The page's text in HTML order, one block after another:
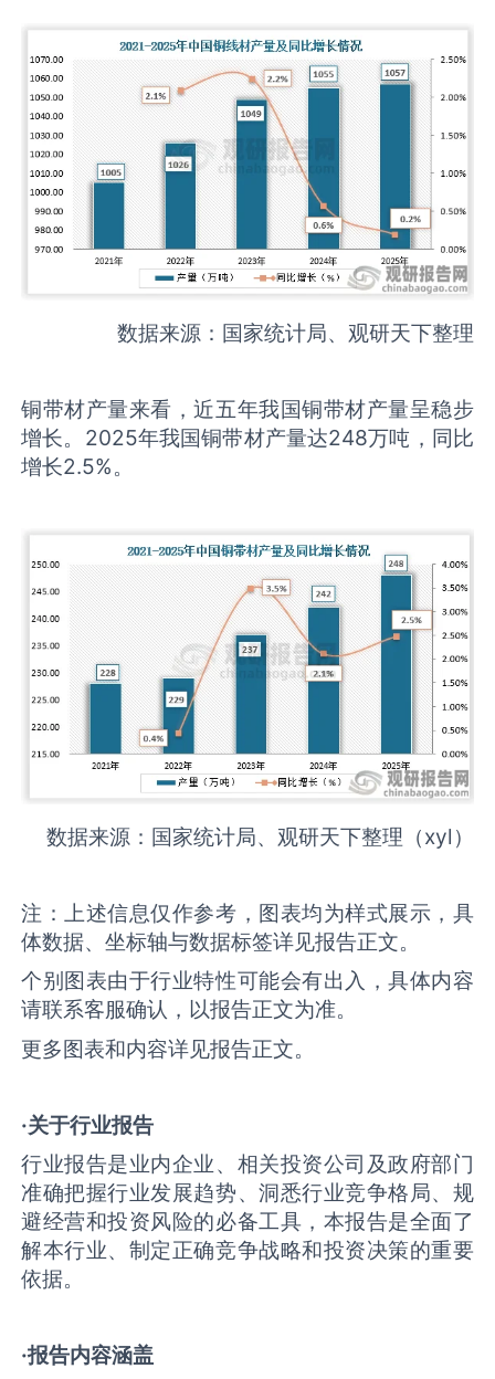
数据来源：国家统计局、观研天下整理
铜带材产量来看，近五年我国铜带材产量呈稳步
增长。2025年我国铜带材产量达248万吨，同比
增长2.5%。
数据来源：国家统计局、观研天下整理（xyl）
注：上述信息仅作参考，图表均为样式展示，具
体数据、坐标轴与数据标签详见报告正文。
个别图表由于行业特性可能会有出入，具体内容
请联系客服确认，以报告正文为准。
更多图表和内容详见报告正文。
·关于行业报告
行业报告是业内企业、相关投资公司及政府部门
准确把握行业发展趋势、洞悉行业竞争格局、规
避经营和投资风险的必备工具，本报告是全面了
解本行业、制定正确竞争战略和投资决策的重要
依据。
·报告内容涵盖